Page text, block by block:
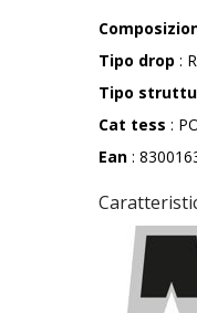
Tipo drop :
Tipo
Cat tess :
Ean :